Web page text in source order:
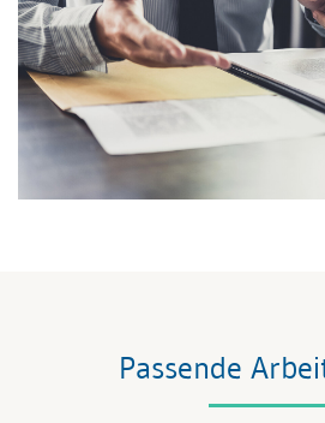
Passende